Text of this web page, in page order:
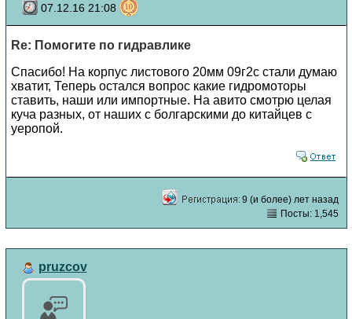
07.12.16 21:08
Re: Помогите по гидравлике
Спасибо! На корпус листового 20мм 09г2с стали думаю
хватит, Теперь остался вопрос какие гидромоторы
ставить, наши или импортные. На авито смотрю целая
куча разных, от наших с болгарскими до китайцев с
уеропой.
9 (и более) лет назад
Посты: 1,545
pruzcov